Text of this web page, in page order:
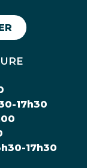
17h30
17h30